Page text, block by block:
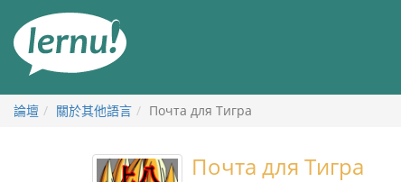
論壇 關於其他語言 Почта для Тигра
Почта для Тигра